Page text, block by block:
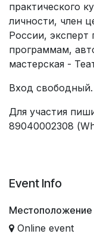
практического
личности, член
России, эксперт
программам,
мастерская -
Вход свободный.
Для участия
89040002308
Event Info
Местоположение
Online event